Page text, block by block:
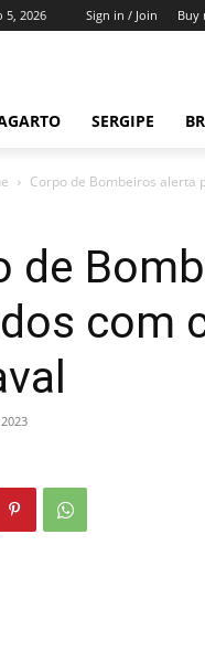
5, 2026 Sign in / Join Buy
SERGIPE
Corpo de Bombeiros alerta
de
com